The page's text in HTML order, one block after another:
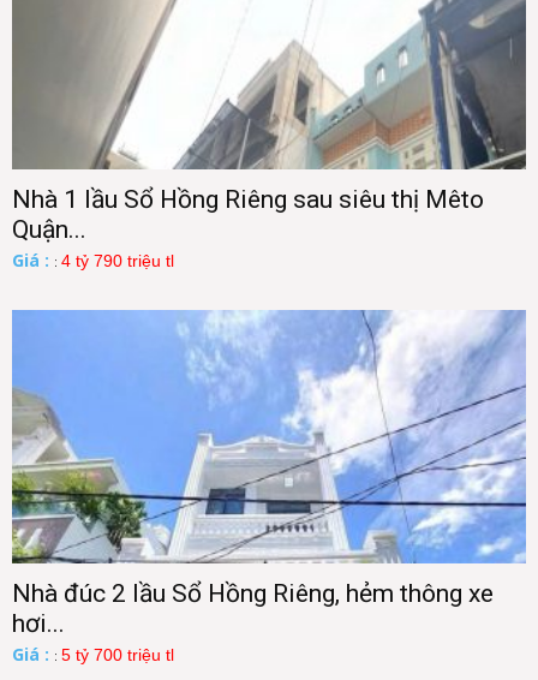
Nhà 1 lầu Sổ Hồng Riêng sau siêu thị Mêto
Quận...
Giá : : 4 tỷ 790 triệu tl
Nhà đúc 2 lầu Sổ Hồng Riêng, hẻm thông xe
hơi...
Giá : : 5 tỷ 700 triệu tl